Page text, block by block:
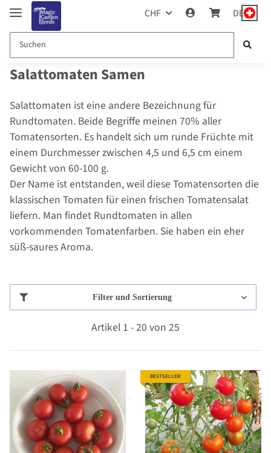
CHF DE
Salattomaten Samen
Salattomaten ist eine andere Bezeichnung für
Rundtomaten. Beide Begriffe meinen 70% aller
Tomatensorten. Es handelt sich um runde Früchte mit
einem Durchmesser zwischen 4,5 und 6,5 cm einem
Gewicht von 60-100 g.
Der Name ist entstanden, weil diese Tomatensorten die
klassischen Tomaten für einen frischen Tomatensalat
liefern. Man findet Rundtomaten in allen
vorkommenden Tomatenfarben. Sie haben ein eher
süß-saures Aroma.
Filter und Sortierung
Artikel 1 - 20 von 25
BESTSELLER